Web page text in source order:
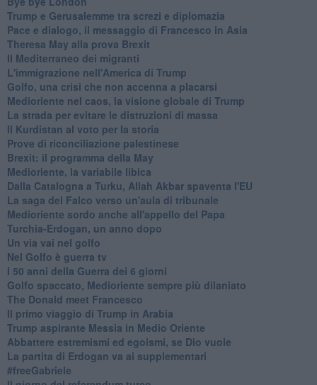
Trump e Gerusalemme tra screzi e diplomazia
Pace e dialogo, il messaggio di Francesco in Asia
Theresa May alla prova Brexit
Il Mediterraneo dei migranti
L'immigrazione nell'America di Trump
Golfo, una crisi che non accenna a placarsi
Medioriente nel caos, la visione globale di Trump
La strada per evitare le distruzioni di massa
Il Kurdistan al voto per la storia
Prove di riconciliazione palestinese
Brexit: il programma della May
Medioriente, la variabile libica
Dalla Catalogna a Turku, Allah Akbar spaventa l'EU
La saga del Falco verso un'aula di tribunale
Medioriente sordo anche all'appello del Papa
Turchia-Erdogan, un anno dopo
Un via vai nel golfo
Nel Golfo è guerra tv
I 50 anni della Guerra dei 6 giorni
Golfo spaccato, Medioriente sempre più dilaniato
The Donald meet Francesco
Il primo viaggio di Trump in Arabia
Trump aspirante Messia in Medio Oriente
Abbattere estremismi ed egoismi, se Dio vuole
La partita di Erdogan va ai supplementari
#freeGabriele